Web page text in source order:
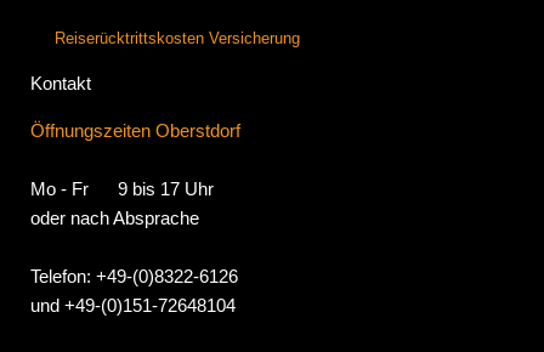
Reiserücktrittskosten Versicherung
Kontakt
Öffnungszeiten Oberstdorf
Mo - Fr 9 bis 17 Uhr
oder nach Absprache
Telefon: +49-(0)8322-6126
und +49-(0)151-72648104